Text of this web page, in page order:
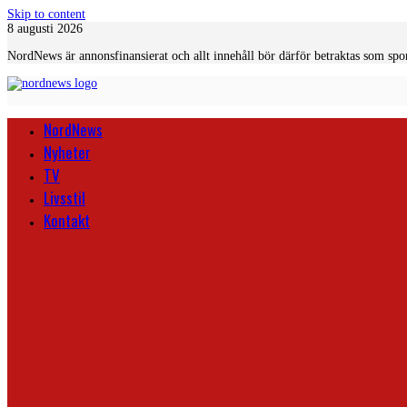
Skip to content
8 augusti 2026
NordNews är annonsfinansierat och allt innehåll bör därför betraktas som
NordNews
Nyheter
TV
Livsstil
Kontakt